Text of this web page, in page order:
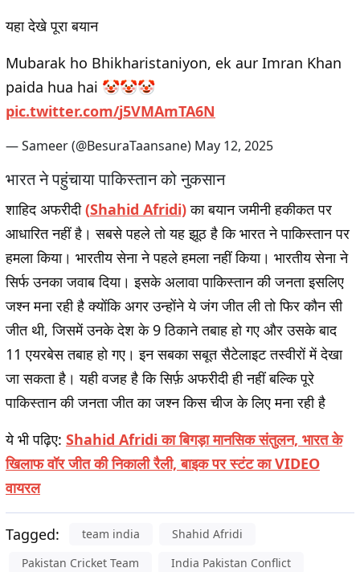
यहा देखे पूरा बयान
Mubarak ho Bhikharistaniyon, ek aur Imran Khan
paida hua hai 🤡🤡🤡
pic.twitter.com/j5VMAmTA6N
— Sameer (@BesuraTaansane) May 12, 2025
भारत ने पहुंचाया पाकिस्तान को नुकसान
शाहिद अफरीदी(Shahid Afridi)का बयान जमीनी हकीकत पर
आधारित नहीं है। सबसे पहले तो यह झूठ है कि भारत ने पाकिस्तान पर
हमला किया। भारतीय सेना ने पहले हमला नहीं किया। भारतीय सेना ने
सिर्फ उनका जवाब दिया। इसके अलावा पाकिस्तान की जनता इसलिए
जश्न मना रही है क्योंकि अगर उन्होंने ये जंग जीत ली तो फिर कौन सी
जीत थी, जिसमें उनके देश के 9 ठिकाने तबाह हो गए और उसके बाद
11 एयरबेस तबाह हो गए। इन सबका सबूत सैटेलाइट तस्वीरों में देखा
जा सकता है। यही वजह है कि सिर्फ़ अफरीदी ही नहीं बल्कि पूरे
पाकिस्तान की जनता जीत का जश्न किस चीज के लिए मना रही है
ये भी पढ़िए: Shahid Afridi का बिगड़ा मानसिक संतुलन, भारत के
खिलाफ वॉर जीत की निकाली रैली, बाइक पर स्टंट का VIDEO
वायरल
Tagged: team india
Shahid Afridi
Pakistan Cricket Team
India Pakistan Conflict